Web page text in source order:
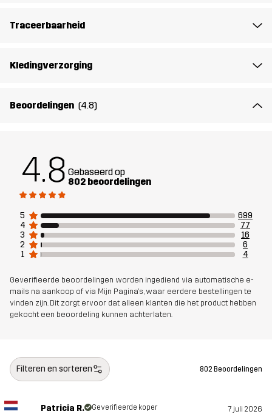
Materiál 1
63% Katoen, 30% Polyester (Gerecycled),
Gewicht 765g in maat Medium
Ontworpen
voor
Artikelnummer 10919_4997
Traceerbaarheid
Kledingverzorging
Beoordelingen (4.8)
4.8 Gebaseerd op
802 beoordelingen
5
699
4
77
3
16
2
6
1
4
Geverifieerde beoordelingen worden ingediend via automatische e-
mails na aankoop of via Mijn Pagina's, waar eerdere bestellingen te
vinden zijn. Dit zorgt ervoor dat alleen klanten die het product hebben
gekocht een beoordeling kunnen achterlaten.
Filteren en sorteren 802 Beoordelingen
Patricia R. Geverifieerde koper 7 juli 2026